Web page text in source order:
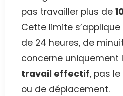
pas travailler plus de
Cette limite
de 24 heures, de
concerne uniquement
travail effectif, pas
ou de déplacement.